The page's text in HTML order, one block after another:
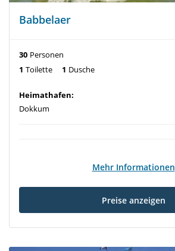
Babbelaer
30 Personen
1 Toilette 1 Dusche
Heimathafen:
Dokkum
Mehr Informationen
Preise anzeigen